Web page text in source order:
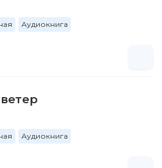
Аудиокнига
Аудиокнига